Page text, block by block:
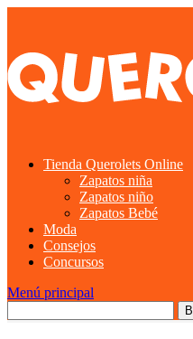
Tienda Querolets Online
Zapatos niña
Zapatos niño
Zapatos Bebé
Moda
Consejos
Concursos
Menú principal